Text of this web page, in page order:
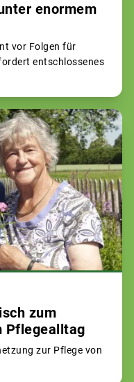
enormem
vor Folgen für
entschlossenes
zum
Pflegealltag
zur Pflege von